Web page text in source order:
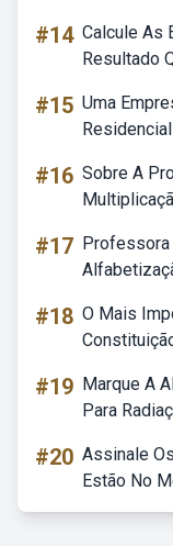
#14 Calcule As
Resultado
#15 Uma
#16 Sobre A
#17 Professora
#18 O Mais
#19 Marque A
Para
#20 Assinale
Estão No